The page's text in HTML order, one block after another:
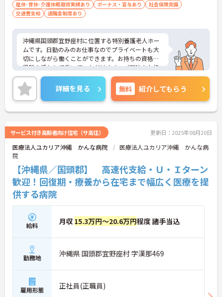
産休･育休･介護休暇取得実績あり
ボーナス・賞与あり
社会保険完備
交通費支給
退職金制度あり
沖縄県国頭郡宜野座村に位置する特別養護老人ホー
ムです。日勤のみのお仕事なのでプライベートも大
切にしながら働くことができます。お持ちの資格・
経験を活かして働いていただけます。ご興味をお持
ちの方はお気軽にお問い合わせください。
詳細を見る 無料 紹介してもらう
サービス付き高齢者向け住宅（サ高住） 更新日：2025年08月20日
医療法人ユカリア沖縄 かんな病院
医療法人ユカリア沖縄 かんな病
院
【沖縄県／国頭郡】 高速代支給・Ｕ・Ｉターン
歓迎！回復期・療養から在宅まで幅広く医療を提
供する病院
給料 月収 15.3万円～20.6万円程度 諸手当込
勤務地 沖縄県 国頭郡宜野座村 字漢那469
雇用形態 正社員(正職員)